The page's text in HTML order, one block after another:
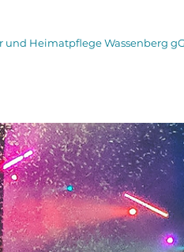
und Heimatpflege Wassenberg